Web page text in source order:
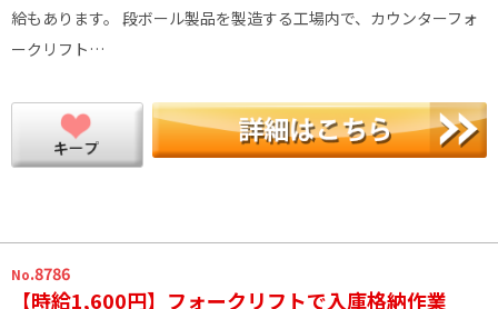
給もあります。 段ボール製品を製造する工場内で、カウンターフォ
ークリフト…
No.8786
【時給1,600円】フォークリフトで入庫格納作業